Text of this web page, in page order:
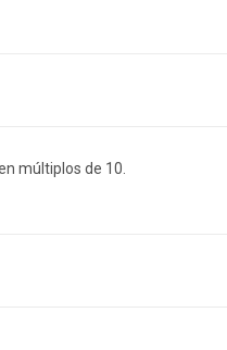
múltiplos de 10.